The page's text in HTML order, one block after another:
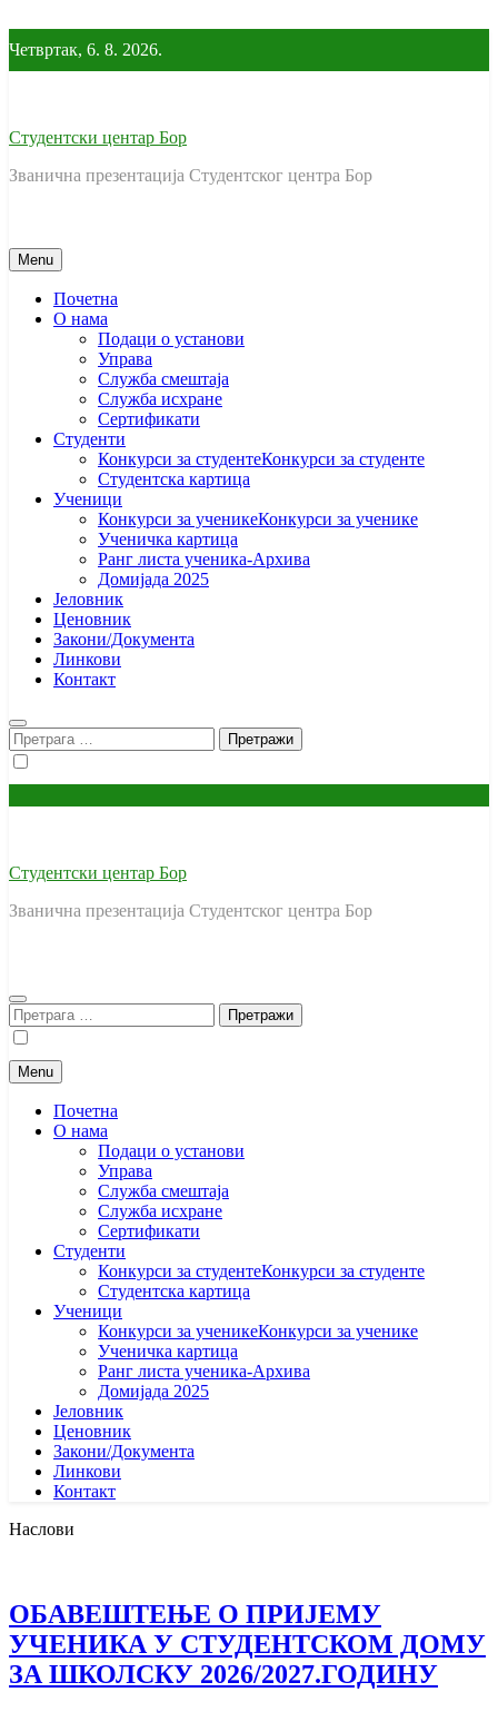
content
Четвртак, 6. 8. 2026.
Студентски центар Бор
Званична презентација Студентског центра Бор
Menu
Почетна
O нама
Подаци о установи
Управа
Служба смештаја
Служба исхране
Сертификати
Студенти
Конкурси за студентеКонкурси за студенте
Студентска картица
Ученици
Конкурси за ученикеКонкурси за ученике
Ученичка картица
Ранг листа ученика-Архива
Домијада 2025
Јеловник
Ценовник
Закони/Документа
Линкови
Контакт
Претрага
за:
Студентски центар Бор
Званична презентација Студентског центра Бор
Претрага
за:
Menu
Почетна
O нама
Подаци о установи
Управа
Служба смештаја
Служба исхране
Сертификати
Студенти
Конкурси за студентеКонкурси за студенте
Студентска картица
Ученици
Конкурси за ученикеКонкурси за ученике
Ученичка картица
Ранг листа ученика-Архива
Домијада 2025
Јеловник
Ценовник
Закони/Документа
Линкови
Контакт
Наслови
ОБАВЕШТЕЊЕ О ПРИЈЕМУ
УЧЕНИКА У СТУДЕНТСКОМ ДОМУ
ЗА ШКОЛСКУ 2026/2027.ГОДИНУ